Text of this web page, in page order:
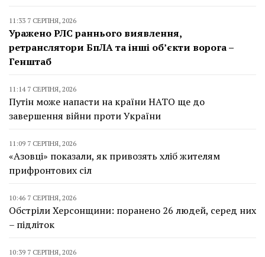
11:33 7 СЕРПНЯ, 2026
Уражено РЛС раннього виявлення,
ретранслятори БпЛА та інші об’єкти ворога –
Генштаб
11:14 7 СЕРПНЯ, 2026
Путін може напасти на країни НАТО ще до
завершення війни проти України
11:09 7 СЕРПНЯ, 2026
«Азовці» показали, як привозять хліб жителям
прифронтових сіл
10:46 7 СЕРПНЯ, 2026
Обстріли Херсонщини: поранено 26 людей, серед них
– підліток
10:39 7 СЕРПНЯ, 2026